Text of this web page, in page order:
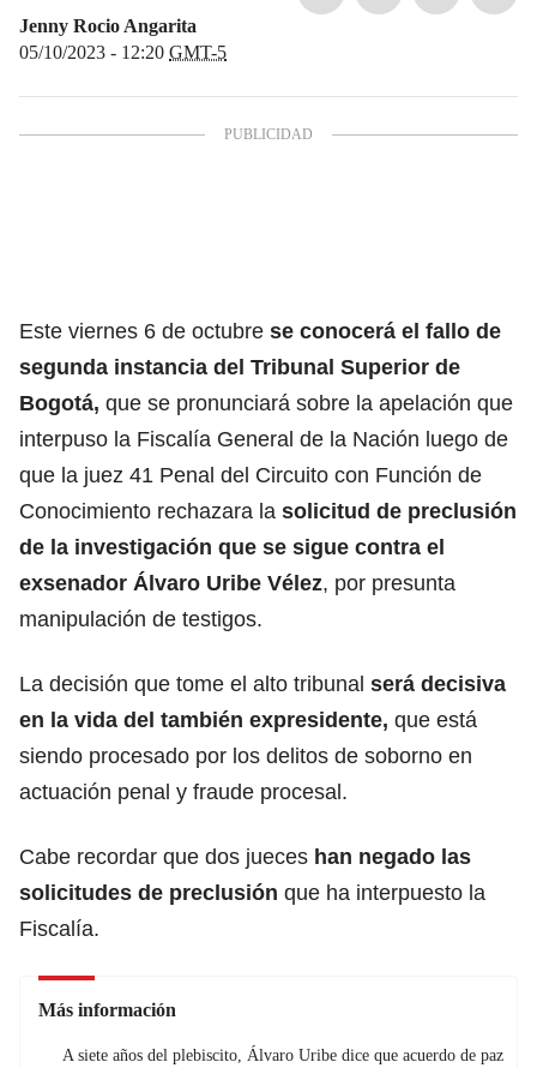
Jenny Rocio Angarita
05/10/2023 - 12:20 GMT-5
Este viernes 6 de octubre se conocerá el fallo de
segunda instancia del Tribunal Superior de
Bogotá, que se pronunciará sobre la apelación que
interpuso la Fiscalía General de la Nación luego de
que la juez 41 Penal del Circuito con Función de
Conocimiento rechazara la solicitud de preclusión
de la investigación que se sigue contra el
exsenador Álvaro Uribe Vélez, por presunta
manipulación de testigos.
La decisión que tome el alto tribunal será decisiva
en la vida del también expresidente, que está
siendo procesado por los delitos de soborno en
actuación penal y fraude procesal.
Cabe recordar que dos jueces han negado las
solicitudes de preclusión que ha interpuesto la
Fiscalía.
Más información
A siete años del plebiscito, Álvaro Uribe dice que acuerdo de paz